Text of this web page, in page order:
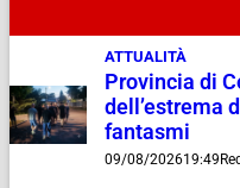
ATTUALITÀ
Provincia di
dell’estrema
fantasmi
09/08/202619:49